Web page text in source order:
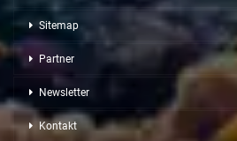
Sitemap
Partner
Newsletter
Kontakt